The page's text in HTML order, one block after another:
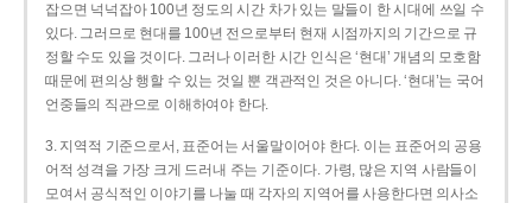
잡으면 넉넉잡아 100년 정도의 시간 차가 있는 말들이 한 시대에 쓰일 수
있다. 그러므로 현대를 100년 전으로부터 현재 시점까지의 기간으로 규
정할 수도 있을 것이다. 그러나 이러한 시간 인식은 ‘현대’ 개념의 모호함
때문에 편의상 행할 수 있는 것일 뿐 객관적인 것은 아니다. ‘현대’는 국어
언중들의 직관으로 이해하여야 한다.
3. 지역적 기준으로서, 표준어는 서울말이어야 한다. 이는 표준어의 공용
어적 성격을 가장 크게 드러내 주는 기준이다. 가령, 많은 지역 사람들이
모여서 공식적인 이야기를 나눌 때 각자의 지역어를 사용한다면 의사소